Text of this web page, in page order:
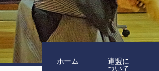
ホーム
連盟に
ついて